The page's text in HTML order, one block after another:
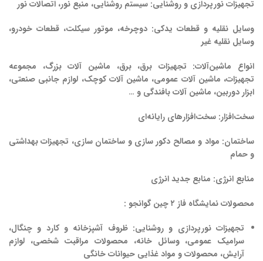
تجهیزات نورپردازی و روشنایی: سیستم روشنایی، منبع نور، اتصالات نور
وسایل نقلیه و قطعات یدکی: دوچرخه، موتور سیکلت، قطعات خودرو،
وسایل نقلیه غیر
انواع ماشین‌آلات: تجهیزات برق، برق، ماشین آلات بزرگ، مجموعه
تجهیزات، ماشین آلات عمومی، ماشین آلات کوچک، لوازم جانبی صنعتی،
ابزار دوربین، ماشین آلات بافندگی و …
سخت‌افزار: سخت‌افزارهای رایانه‌ای
ساختمان: مواد و مصالح دکور سازی و ساختمان سازی، تجهیزات بهداشتی
و حمام
منابع انرژی: منابع جدید انرژی
محصولات نمایشگاه فاز ۲ چین گوانجو :
تجهیزات نورپردازی و روشنایی: ظروف آشپزخانه و کارد و چنگال،
سرامیک عمومی، وسائل خانه، محصولات مراقبت شخصی، لوازم
آرایش، محصولات و مواد غذایی حیوانات خانگی